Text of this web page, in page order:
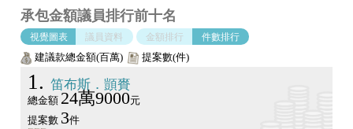
承包金額議員排行前十名
視覺圖表 議員資料 金額排行 件數排行
建議款總金額(百萬) 提案數(件)
1 笛布斯．顗賚
總金額 24萬9000元
提案數 3件